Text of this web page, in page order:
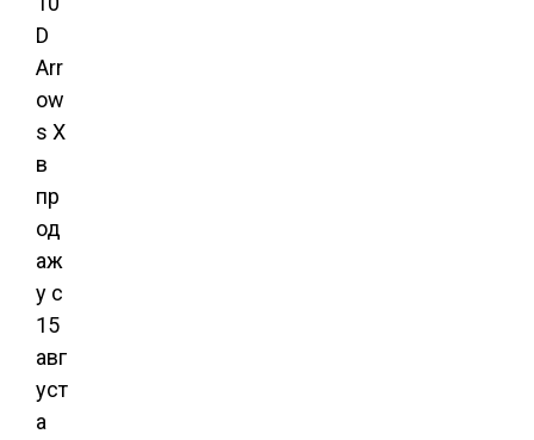
D
Arr
ow
s X
в
пр
од
аж
у с
15
авг
уст
а